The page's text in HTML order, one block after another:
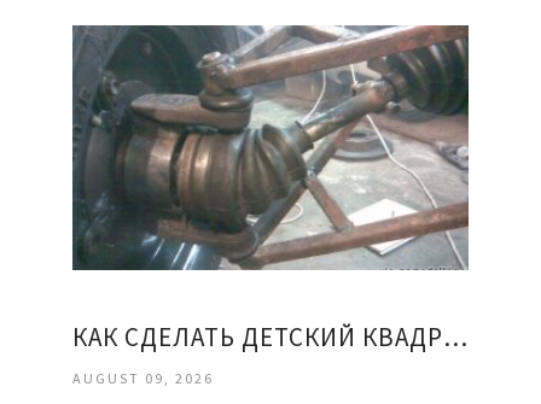
КАК СДЕЛАТЬ ДЕТСКИЙ КВАДРОЦИКЛ СВОИМИ РУКАМИ
AUGUST 09, 2026